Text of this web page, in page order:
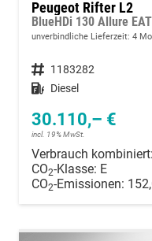
Peugeot Rifter L2
BlueHDi 130 Allure
unverbindliche Lieferzeit: 4
Fahrzeugnummer 1183282
Kraftstoff Diesel
30.110,– €
incl. 19% MwSt.
Verbrauch kombiniert:
CO2-Klasse: E
CO2-Emissionen: